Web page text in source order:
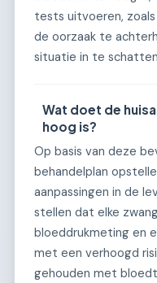
tests uitvoeren, zoals
de oorzaak te
situatie in te
Wat doet de
hoog is?
Op basis van deze
behandelplan
aanpassingen in de
stellen dat elke
bloeddrukmeting en
met een verhoogd
gehouden met